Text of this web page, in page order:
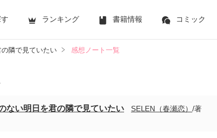
ランキング 書籍情報 コミック
の隣で見ていたい 感想ノート一覧
ない明日を君の隣で見ていたい SELEN（春瀬恋） /著